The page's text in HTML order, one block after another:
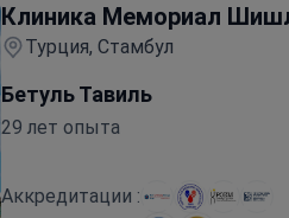
химиотерапии, включая
Диагностика включает ПЭТ-
Имеет аккредитации ESMO и
соответствующими
Клиника Мемориал
Турция, Стамбул
Бетуль Тавиль
29 лет опыта
Аккредитации :